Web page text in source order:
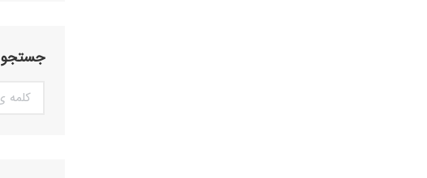
جستجو
Search: